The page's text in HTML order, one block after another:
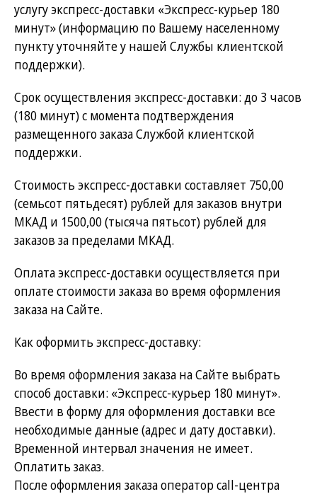
услугу экспресс-доставки «Экспресс-курьер 180
минут» (информацию по Вашему населенному
пункту уточняйте у нашей Службы клиентской
поддержки).
Срок осуществления экспресс-доставки: до 3 часов
(180 минут) с момента подтверждения
размещенного заказа Службой клиентской
поддержки.
Стоимость экспресс-доставки составляет 750,00
(семьсот пятьдесят) рублей для заказов внутри
МКАД и 1500,00 (тысяча пятьсот) рублей для
заказов за пределами МКАД.
Оплата экспресс-доставки осуществляется при
оплате стоимости заказа во время оформления
заказа на Сайте.
Как оформить экспресс-доставку:
Во время оформления заказа на Сайте выбрать
способ доставки: «Экспресс-курьер 180 минут».
Ввести в форму для оформления доставки все
необходимые данные (адрес и дату доставки).
Временной интервал значения не имеет.
Оплатить заказ.
После оформления заказа оператор call-центра